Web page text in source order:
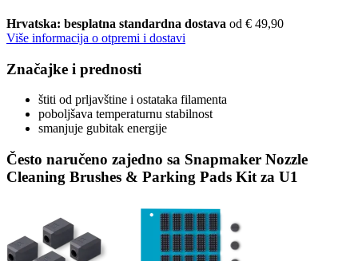
Hrvatska: besplatna standardna dostava od € 49,90
Više informacija o otpremi i dostavi
Značajke i prednosti
štiti od prljavštine i ostataka filamenta
poboljšava temperaturnu stabilnost
smanjuje gubitak energije
Često naručeno zajedno sa Snapmaker Nozzle
Cleaning Brushes & Parking Pads Kit za U1